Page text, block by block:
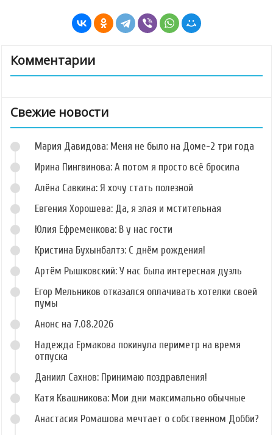
Комментарии
Свежие новости
Мария Давидова: Меня не было на Доме-2 три года
Ирина Пингвинова: А потом я просто всё бросила
Алёна Савкина: Я хочу стать полезной
Евгения Хорошева: Да, я злая и мстительная
Юлия Ефременкова: В у нас гости
Кристина Бухынбалтэ: С днём рождения!
Артём Рышковский: У нас была интересная дуэль
Егор Мельников отказался оплачивать хотелки своей
пумы
Анонс на 7.08.2026
Надежда Ермакова покинула периметр на время
отпуска
Даниил Сахнов: Принимаю поздравления!
Катя Квашникова: Мои дни максимально обычные
Анастасия Ромашова мечтает о собственном Добби?